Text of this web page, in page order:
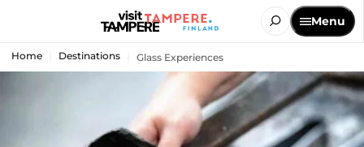
Menu
Home Destinations Glass Experiences